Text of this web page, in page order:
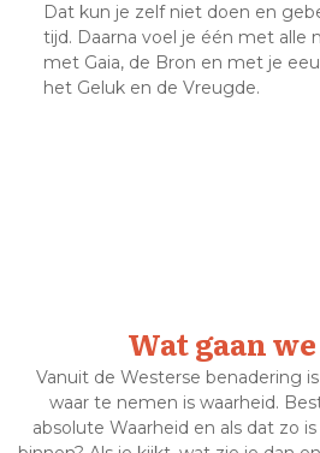
Dat kun je zelf niet doen en
tijd. Daarna voel je één met alle
met Gaia, de Bron en met je
het Geluk en de Vreugde.
Wat gaan
Vanuit de Westerse benadering
waar te nemen is waarheid.
absolute Waarheid en als dat zo